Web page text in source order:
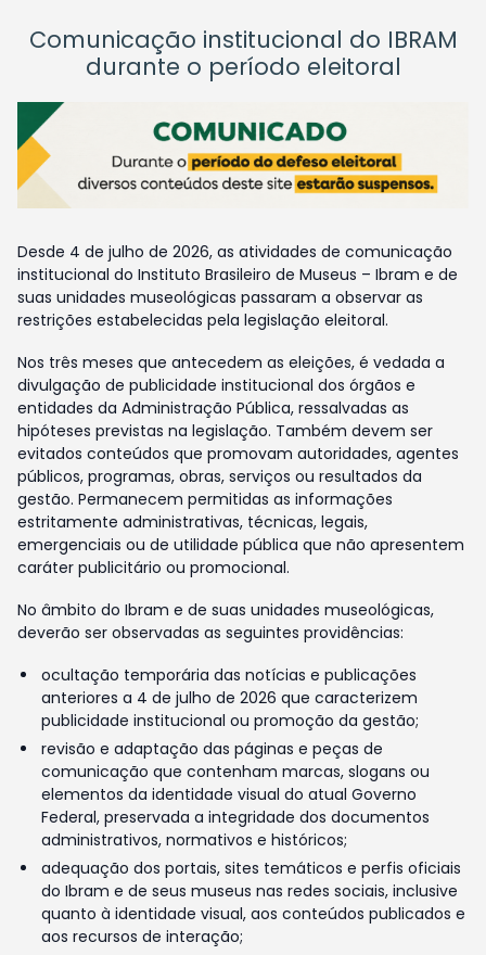
Comunicação institucional do IBRAM
durante o período eleitoral
Desde 4 de julho de 2026, as atividades de comunicação
institucional do Instituto Brasileiro de Museus – Ibram e de
suas unidades museológicas passaram a observar as
restrições estabelecidas pela legislação eleitoral.
Nos três meses que antecedem as eleições, é vedada a
divulgação de publicidade institucional dos órgãos e
entidades da Administração Pública, ressalvadas as
hipóteses previstas na legislação. Também devem ser
evitados conteúdos que promovam autoridades, agentes
públicos, programas, obras, serviços ou resultados da
gestão. Permanecem permitidas as informações
estritamente administrativas, técnicas, legais,
emergenciais ou de utilidade pública que não apresentem
caráter publicitário ou promocional.
No âmbito do Ibram e de suas unidades museológicas,
deverão ser observadas as seguintes providências:
ocultação temporária das notícias e publicações
anteriores a 4 de julho de 2026 que caracterizem
publicidade institucional ou promoção da gestão;
revisão e adaptação das páginas e peças de
comunicação que contenham marcas, slogans ou
elementos da identidade visual do atual Governo
Federal, preservada a integridade dos documentos
administrativos, normativos e históricos;
adequação dos portais, sites temáticos e perfis oficiais
do Ibram e de seus museus nas redes sociais, inclusive
quanto à identidade visual, aos conteúdos publicados e
aos recursos de interação;